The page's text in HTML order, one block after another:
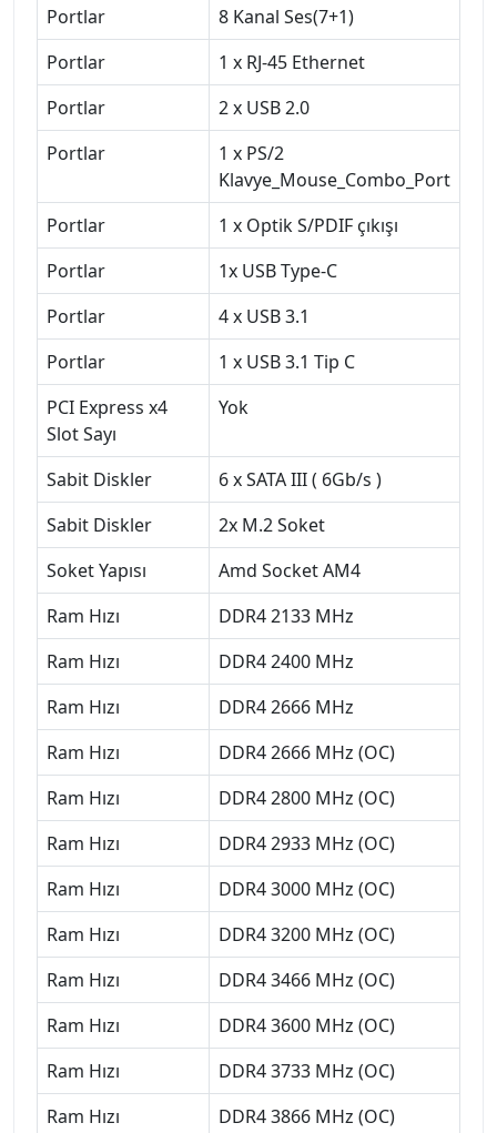
Portlar
8 Kanal Ses(7+1)
Portlar
1 x RJ-45 Ethernet
Portlar
2 x USB 2.0
Portlar
1 x PS/2
Klavye_Mouse_Combo_Port
Portlar
1 x Optik S/PDIF çıkışı
Portlar
1x USB Type-C
Portlar
4 x USB 3.1
Portlar
1 x USB 3.1 Tip C
PCI Express x4
Slot Sayı
Yok
Sabit Diskler
6 x SATA III ( 6Gb/s )
Sabit Diskler
2x M.2 Soket
Soket Yapısı
Amd Socket AM4
Ram Hızı
DDR4 2133 MHz
Ram Hızı
DDR4 2400 MHz
Ram Hızı
DDR4 2666 MHz
Ram Hızı
DDR4 2666 MHz (OC)
Ram Hızı
DDR4 2800 MHz (OC)
Ram Hızı
DDR4 2933 MHz (OC)
Ram Hızı
DDR4 3000 MHz (OC)
Ram Hızı
DDR4 3200 MHz (OC)
Ram Hızı
DDR4 3466 MHz (OC)
Ram Hızı
DDR4 3600 MHz (OC)
Ram Hızı
DDR4 3733 MHz (OC)
Ram Hızı
DDR4 3866 MHz (OC)